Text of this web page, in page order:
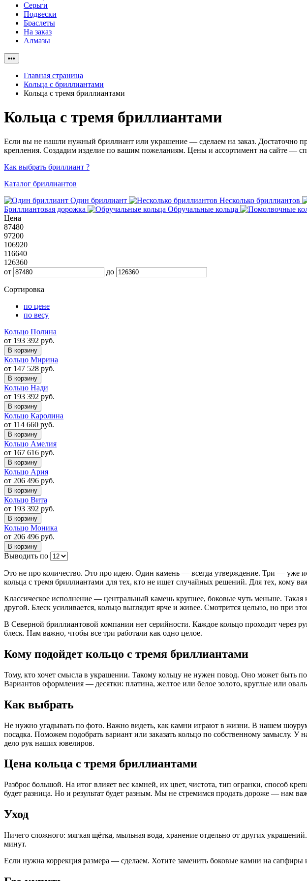
Серьги
Подвески
Браслеты
На заказ
Алмазы
•••
Главная страница
Кольца с бриллиантами
Кольца с тремя бриллиантами
Кольца с тремя бриллиантами
Если вы не нашли нужный бриллиант или украшение — сделаем на заказ. Достаточно
крепления. Создадим изделие по вашим пожеланиям. Цены и ассортимент на сайте —
Как выбрать бриллиант ?
Каталог бриллиантов
Один бриллиант
Несколько бриллиантов
Бриллиантовая дорожка
Обручальные кольца
Цена
87480
97200
106920
116640
126360
от
до
Сортировка
по цене
по весу
Кольцо Полина
от 193 392 руб.
В корзину
Кольцо Мирина
от 147 528 руб.
В корзину
Кольцо Нади
от 193 392 руб.
В корзину
Кольцо Каролина
от 114 660 руб.
В корзину
Кольцо Амелия
от 167 616 руб.
В корзину
Кольцо Ария
от 206 496 руб.
В корзину
Кольцо Вита
от 193 392 руб.
В корзину
Кольцо Моника
от 206 496 руб.
В корзину
Выводить по
Это не про количество. Это про идею. Один камень — всегда утверждение. Три — уже
кольца с тремя бриллиантами для тех, кто не ищет случайных решений. Для тех, кому
Классическое исполнение — центральный камень крупнее, боковые чуть меньше.
другой. Блеск усиливается, кольцо выглядит ярче и живее. Смотрится цельно, но при
В Северной бриллиантовой компании нет серийности. Каждое кольцо проходит через
блеск. Нам важно, чтобы все три работали как одно целое.
Кому подойдет кольцо с тремя бриллиантами
Тому, кто хочет смысла в украшении. Такому кольцу не нужен повод. Оно может быть
Вариантов оформления — десятки: платина, желтое или белое золото, круглые или
Как выбрать
Не нужно угадывать по фото. Важно видеть, как камни играют в жизни. В нашем
посадка. Поможем подобрать вариант или заказать кольцо по собственному замыслу.
дело рук наших ювелиров.
Цена кольца с тремя бриллиантами
Разброс большой. На итог влияет вес камней, их цвет, чистота, тип огранки, способ
будет разница. Но и результат будет разным. Мы не стремимся продать дороже — нам
Уход
Ничего сложного: мягкая щётка, мыльная вода, хранение отдельно от других
минут.
Если нужна коррекция размера — сделаем. Хотите заменить боковые камни на